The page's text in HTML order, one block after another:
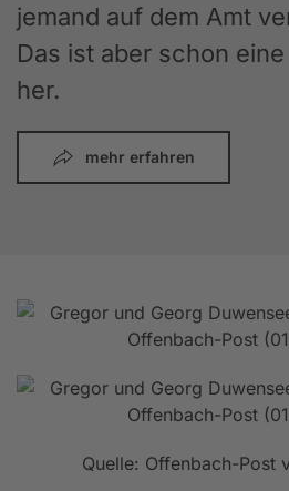
jemand auf dem Amt
Das ist aber schon
her.
mehr erfahren
Quelle: Offenbach-Post